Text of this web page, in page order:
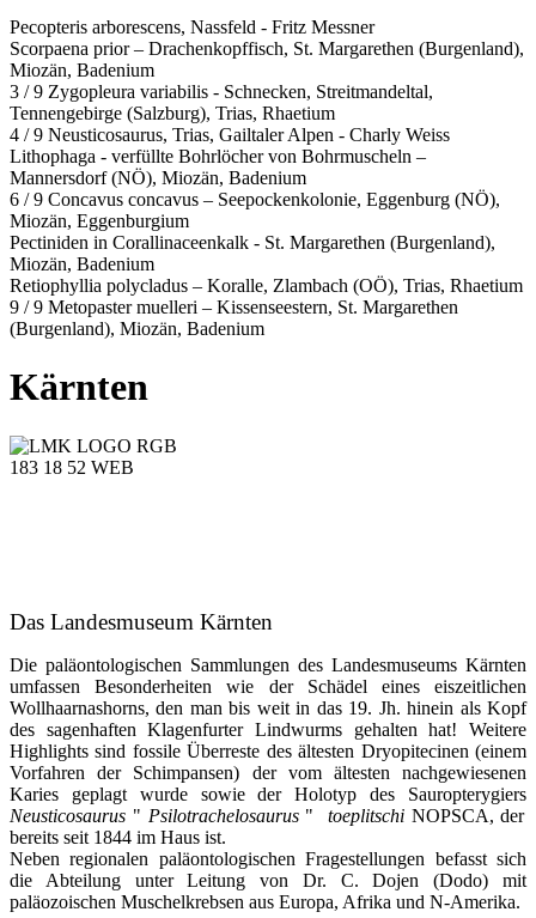
Pecopteris arborescens, Nassfeld - Fritz Messner
Scorpaena prior – Drachenkopffisch, St. Margarethen (Burgenland),
Miozän, Badenium
3 / 9 Zygopleura variabilis - Schnecken, Streitmandeltal,
Tennengebirge (Salzburg), Trias, Rhaetium
4 / 9 Neusticosaurus, Trias, Gailtaler Alpen - Charly Weiss
Lithophaga - verfüllte Bohrlöcher von Bohrmuscheln –
Mannersdorf (NÖ), Miozän, Badenium
6 / 9 Concavus concavus – Seepockenkolonie, Eggenburg (NÖ),
Miozän, Eggenburgium
Pectiniden in Corallinaceenkalk - St. Margarethen (Burgenland),
Miozän, Badenium
Retiophyllia polycladus – Koralle, Zlambach (OÖ), Trias, Rhaetium
9 / 9 Metopaster muelleri – Kissenseestern, St. Margarethen
(Burgenland), Miozän, Badenium
Kärnten
Das Landesmuseum Kärnten
Die paläontologischen Sammlungen des Landesmuseums Kärnten
umfassen Besonderheiten wie der Schädel eines eiszeitlichen
Wollhaarnashorns, den man bis weit in das 19. Jh. hinein als Kopf
des sagenhaften Klagenfurter Lindwurms gehalten hat! Weitere
Highlights sind fossile Überreste des ältesten Dryopitecinen (einem
Vorfahren der Schimpansen) der vom ältesten nachgewiesenen
Karies geplagt wurde sowie der Holotyp des Sauropterygiers
Neusticosaurus " Psilotrachelosaurus" toeplitschiNOPSCA, der
bereits seit 1844 im Haus ist.
Neben regionalen paläontologischen Fragestellungen befasst sich
die Abteilung unter Leitung von Dr. C. Dojen (Dodo) mit
paläozoischen Muschelkrebsen aus Europa, Afrika und N-Amerika.